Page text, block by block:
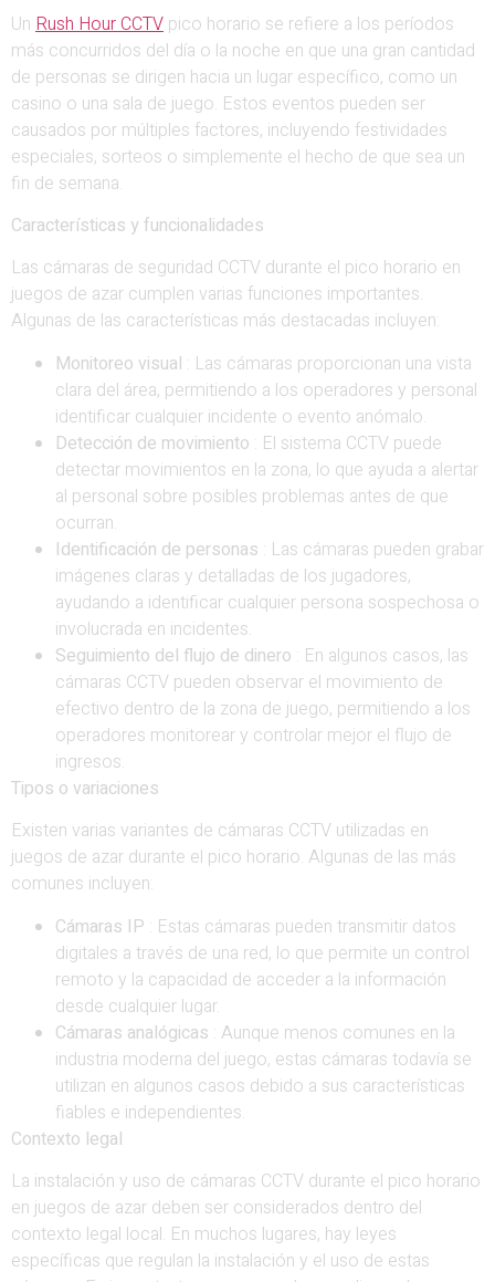
Un Rush Hour CCTV pico horario se refiere a los períodos
más concurridos del día o la noche en que una gran cantidad
de personas se dirigen hacia un lugar específico, como un
casino o una sala de juego. Estos eventos pueden ser
causados por múltiples factores, incluyendo festividades
especiales, sorteos o simplemente el hecho de que sea un
fin de semana.
Características y funcionalidades
Las cámaras de seguridad CCTV durante el pico horario en
juegos de azar cumplen varias funciones importantes.
Algunas de las características más destacadas incluyen:
Monitoreo visual : Las cámaras proporcionan una vista
clara del área, permitiendo a los operadores y personal
identificar cualquier incidente o evento anómalo.
Detección de movimiento : El sistema CCTV puede
detectar movimientos en la zona, lo que ayuda a alertar
al personal sobre posibles problemas antes de que
ocurran.
Identificación de personas : Las cámaras pueden grabar
imágenes claras y detalladas de los jugadores,
ayudando a identificar cualquier persona sospechosa o
involucrada en incidentes.
Seguimiento del flujo de dinero : En algunos casos, las
cámaras CCTV pueden observar el movimiento de
efectivo dentro de la zona de juego, permitiendo a los
operadores monitorear y controlar mejor el flujo de
ingresos.
Tipos o variaciones
Existen varias variantes de cámaras CCTV utilizadas en
juegos de azar durante el pico horario. Algunas de las más
comunes incluyen:
Cámaras IP : Estas cámaras pueden transmitir datos
digitales a través de una red, lo que permite un control
remoto y la capacidad de acceder a la información
desde cualquier lugar.
Cámaras analógicas : Aunque menos comunes en la
industria moderna del juego, estas cámaras todavía se
utilizan en algunos casos debido a sus características
fiables e independientes.
Contexto legal
La instalación y uso de cámaras CCTV durante el pico horario
en juegos de azar deben ser considerados dentro del
contexto legal local. En muchos lugares, hay leyes
específicas que regulan la instalación y el uso de estas